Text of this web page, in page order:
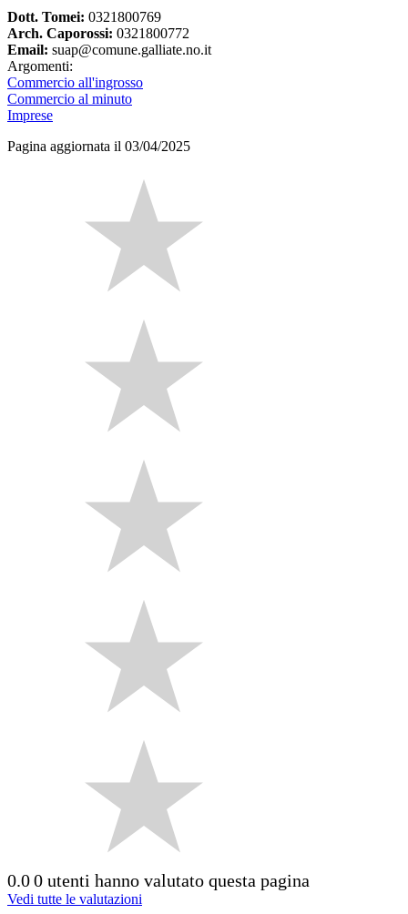
Dott. Tomei: 0321800769
Arch. Caporossi: 0321800772
Email: suap@comune.galliate.no.it
Argomenti:
Commercio all'ingrosso
Commercio al minuto
Imprese
Pagina aggiornata il 03/04/2025
0.00 utenti hanno valutato questa pagina
Vedi tutte le valutazioni